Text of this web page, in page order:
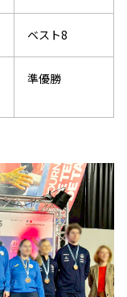
ベスト8
準優勝